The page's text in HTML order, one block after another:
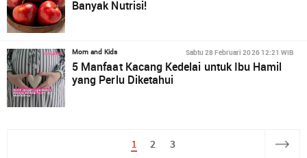
Banyak Nutrisi!
Mom and Kids Sabtu 28 Februari 2026 12:21 WIB
5 Manfaat Kacang Kedelai untuk Ibu Hamil
yang Perlu Diketahui
1 2 3